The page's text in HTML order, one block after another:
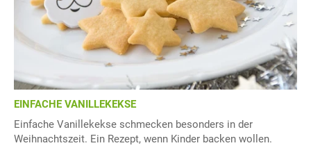
EINFACHE VANILLEKEKSE
Einfache Vanillekekse schmecken besonders in der
Weihnachtszeit. Ein Rezept, wenn Kinder backen wollen.